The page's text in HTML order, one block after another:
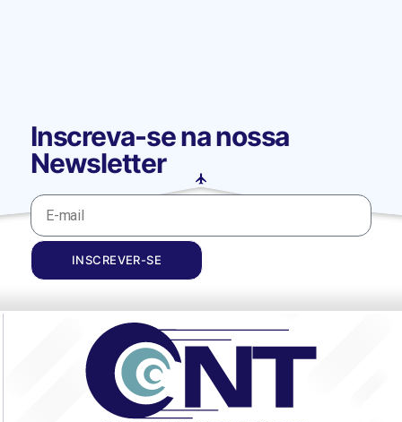
Inscreva-se na nossa
Newsletter
INSCREVER-SE